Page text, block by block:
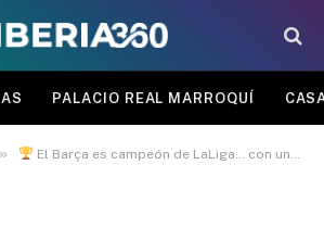
PALACIO REAL MARROQUÍ
» El Barça es campeón de LaLiga… con una joya de Lamine Yamal